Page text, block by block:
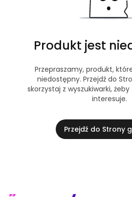
Produkt jest
Przepraszamy, produkt,
niedostępny. Przejdź do
skorzystaj z wyszukiwarki,
interesuje.
Przejdź do Strony